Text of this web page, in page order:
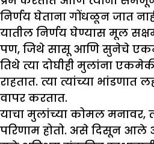
निर्णय घेताना गोंधळून जात
यातील निर्णय घेण्यास मूल
पण, जिथे सासू आणि सुनेचे
तिथे त्या दोघीही मुलांना
राहतात. त्या त्यांच्या भांडणात
वापर करतात.
याचा मुलांच्या कोमल मनावर,
परिणाम होतो. असे दिसून आले